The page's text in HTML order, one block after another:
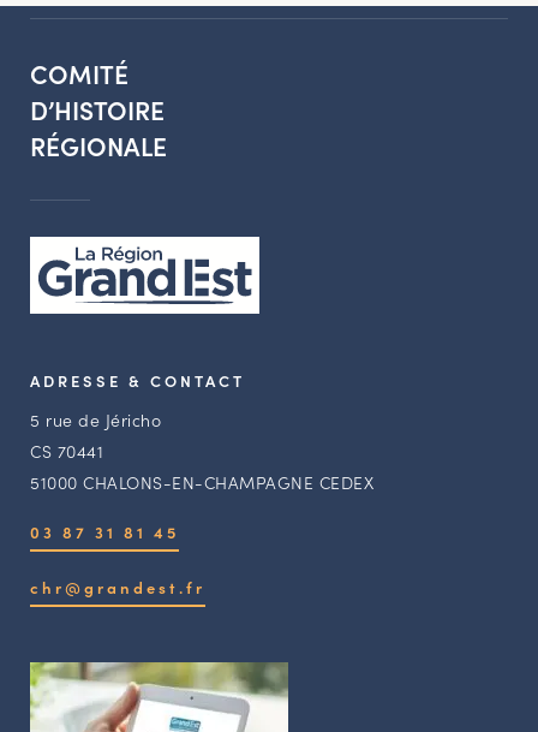
COMITÉ
D’HISTOIRE
RÉGIONALE
ADRESSE & CONTACT
5 rue de Jéricho
CS 70441
51000 CHALONS-EN-CHAMPAGNE CEDEX
03 87 31 81 45
chr@grandest.fr